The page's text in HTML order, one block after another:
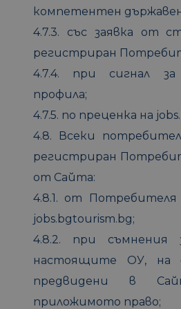
компетентен
4.7.3. със заявка от
регистриран
4.7.4. при сигнал
профила;
4.7.5. по преценка на
4.8. Всеки
регистриран
от Сайта:
4.8.1. от Потребителя
jobs.bgtourism.bg;
4.8.2. при съмнения
настоящите ОУ, на
предвидени в
приложимото право;